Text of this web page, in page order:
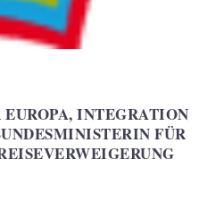
INTEGRATION
FÜR I
V